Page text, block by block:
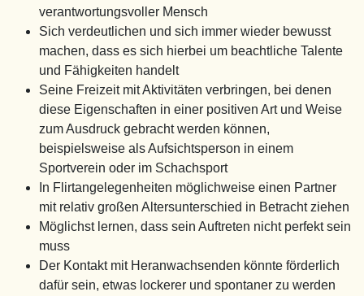
verantwortungsvoller Mensch
Sich verdeutlichen und sich immer wieder bewusst
machen, dass es sich hierbei um beachtliche Talente
und Fähigkeiten handelt
Seine Freizeit mit Aktivitäten verbringen, bei denen
diese Eigenschaften in einer positiven Art und Weise
zum Ausdruck gebracht werden können,
beispielsweise als Aufsichtsperson in einem
Sportverein oder im Schachsport
In Flirtangelegenheiten möglichweise einen Partner
mit relativ großen Altersunterschied in Betracht ziehen
Möglichst lernen, dass sein Auftreten nicht perfekt sein
muss
Der Kontakt mit Heranwachsenden könnte förderlich
dafür sein, etwas lockerer und spontaner zu werden